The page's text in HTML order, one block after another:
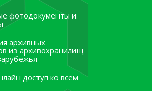
фотодокументы и
архивных
из архивохранилищ
доступ ко всем